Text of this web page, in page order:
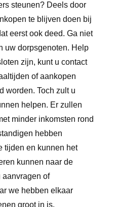
steunen? Deels door
te blijven doen bij
eerst ook deed. Ga niet
uw dorpsgenoten. Help
zijn, kunt u contact
of aankopen
worden. Toch zult u
helpen. Er zullen
minder inkomsten rond
hebben
tijden en kunnen het
kunnen naar de
aanvragen of
we hebben elkaar
groot in is.